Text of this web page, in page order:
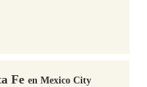
Fe en Mexico City